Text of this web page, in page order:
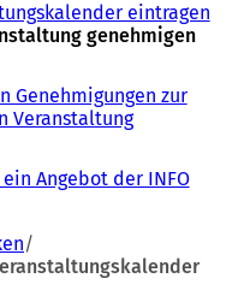
eintragen
genehmigen
Genehmigungen zur
Veranstaltung
Angebot der INFO